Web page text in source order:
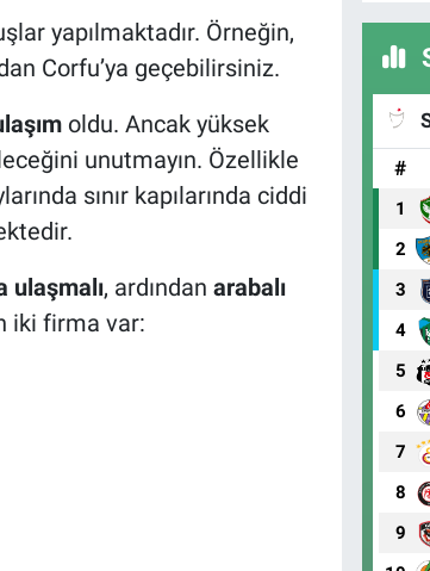
yapılmaktadır. Örneğin,
Corfu’ya geçebilirsiniz.
oldu. Ancak yüksek
unutmayın. Özellikle
sınır kapılarında ciddi
ulaşmalı, ardından arabalı
iki firma var:
#
1
2
3
4
5
6
7
8
9